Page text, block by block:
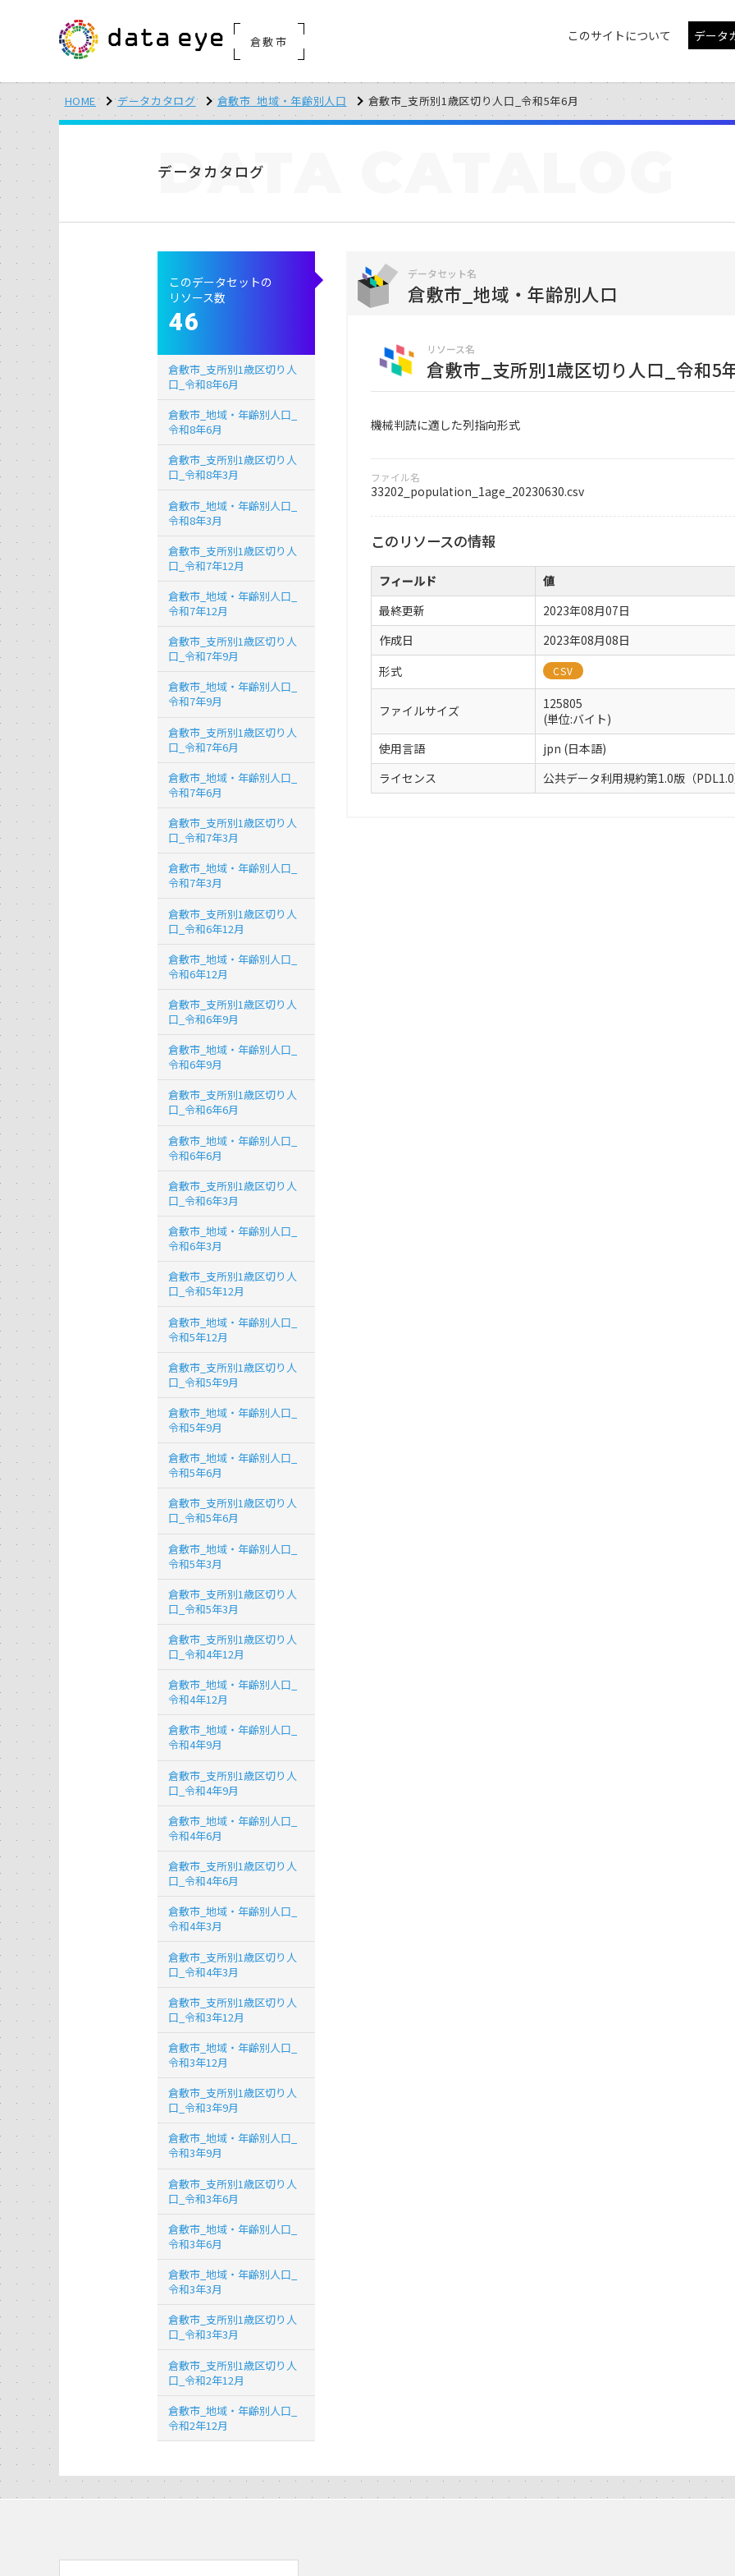
倉敷市 このサイトについて データ
HOME データカタログ 倉敷市_地域・年齢別人口 倉敷市_支所別1歳区切り人口_令和5年6月
データカタログ
DATA
データセット名
倉敷市_地域・年齢別人口
リソース名
倉敷市_支所別1歳区切り人口_令和5
機械判読に適した列指向形式
ファイル名
33202_population_1age_20230630.csv
このリソースの情報
フィールド
値
最終更新
2023年08月07日
作成日
2023年08月08日
形式
CSV
ファイルサイズ
125805
(単位:バイト)
使用言語
jpn (日本語)
ライセンス
公共データ利用規約第1.0版（
このデータセットの
リソース数
46
倉敷市_支所別1歳区切り人
口_令和8年6月
倉敷市_地域・年齢別人口_
令和8年6月
倉敷市_支所別1歳区切り人
口_令和8年3月
倉敷市_地域・年齢別人口_
令和8年3月
倉敷市_支所別1歳区切り人
口_令和7年12月
倉敷市_地域・年齢別人口_
令和7年12月
倉敷市_支所別1歳区切り人
口_令和7年9月
倉敷市_地域・年齢別人口_
令和7年9月
倉敷市_支所別1歳区切り人
口_令和7年6月
倉敷市_地域・年齢別人口_
令和7年6月
倉敷市_支所別1歳区切り人
口_令和7年3月
倉敷市_地域・年齢別人口_
令和7年3月
倉敷市_支所別1歳区切り人
口_令和6年12月
倉敷市_地域・年齢別人口_
令和6年12月
倉敷市_支所別1歳区切り人
口_令和6年9月
倉敷市_地域・年齢別人口_
令和6年9月
倉敷市_支所別1歳区切り人
口_令和6年6月
倉敷市_地域・年齢別人口_
令和6年6月
倉敷市_支所別1歳区切り人
口_令和6年3月
倉敷市_地域・年齢別人口_
令和6年3月
倉敷市_支所別1歳区切り人
口_令和5年12月
倉敷市_地域・年齢別人口_
令和5年12月
倉敷市_支所別1歳区切り人
口_令和5年9月
倉敷市_地域・年齢別人口_
令和5年9月
倉敷市_地域・年齢別人口_
令和5年6月
倉敷市_支所別1歳区切り人
口_令和5年6月
倉敷市_地域・年齢別人口_
令和5年3月
倉敷市_支所別1歳区切り人
口_令和5年3月
倉敷市_支所別1歳区切り人
口_令和4年12月
倉敷市_地域・年齢別人口_
令和4年12月
倉敷市_地域・年齢別人口_
令和4年9月
倉敷市_支所別1歳区切り人
口_令和4年9月
倉敷市_地域・年齢別人口_
令和4年6月
倉敷市_支所別1歳区切り人
口_令和4年6月
倉敷市_地域・年齢別人口_
令和4年3月
倉敷市_支所別1歳区切り人
口_令和4年3月
倉敷市_支所別1歳区切り人
口_令和3年12月
倉敷市_地域・年齢別人口_
令和3年12月
倉敷市_支所別1歳区切り人
口_令和3年9月
倉敷市_地域・年齢別人口_
令和3年9月
倉敷市_支所別1歳区切り人
口_令和3年6月
倉敷市_地域・年齢別人口_
令和3年6月
倉敷市_地域・年齢別人口_
令和3年3月
倉敷市_支所別1歳区切り人
口_令和3年3月
倉敷市_支所別1歳区切り人
口_令和2年12月
倉敷市_地域・年齢別人口_
令和2年12月